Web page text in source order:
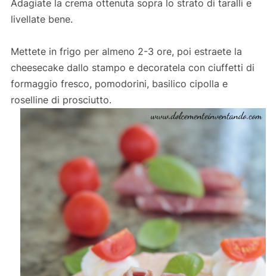
Adagiate la crema ottenuta sopra lo strato di taralli e
livellate bene.
Mettete in frigo per almeno 2-3 ore, poi estraete la
cheesecake dallo stampo e decoratela con ciuffetti di
formaggio fresco, pomodorini, basilico cipolla e
roselline di prosciutto.